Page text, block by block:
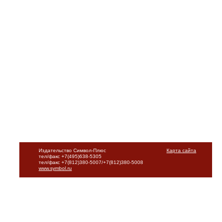
Карта сайта
Издательство Символ-Плюс
тел/факс +7(495)638-5305
тел/факс +7(812)380-5007/+7(812)380-5008
www.symbol.ru